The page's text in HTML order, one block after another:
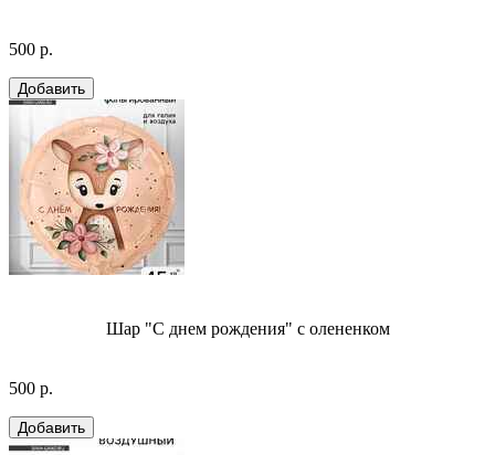
500 р.
Шар "С днем рождения" с олененком
500 р.